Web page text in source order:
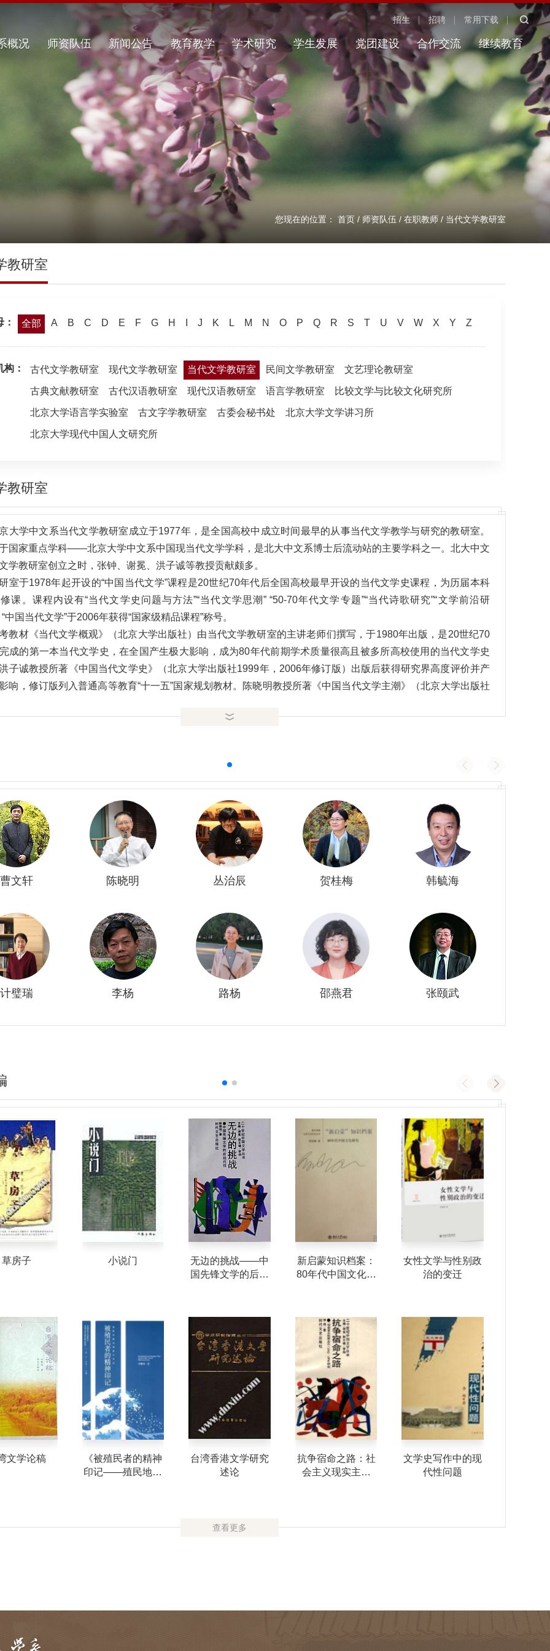
招生 招聘 常用下载
概况 师资队伍 新闻公告 教育教学 学术研究 学生发展 党团建设 合作交流 继续教育
您现在的位置： 首页 / 师资队伍 / 在职教师 / 当代文学教研室
教研室
全部 A B C D E F G H J K L M N O P Q R S T U V W X Y Z
构： 古代文学教研室 现代文学教研室 当代文学教研室 民间文学教研室 文艺理论教研室
古典文献教研室 古代汉语教研室 现代汉语教研室 语言学教研室 比较文学与比较文化研究所
北京大学语言学实验室 古文字学教研室 古委会秘书处 北京大学文学讲习所
北京大学现代中国人文研究所
教研室
大学中文系当代文学教研室成立于1977年，是全国高校中成立时间最早的从事当代文学教学与研究的教研室。
国家重点学科——北京大学中文系中国现当代文学学科，是北大中文系博士后流动站的主要学科之一。北大中文
学教研室创立之时，张钟、谢冕、洪子诚等教授贡献颇多。
室于1978年起开设的“中国当代文学”课程是20世纪70年代后全国高校最早开设的当代文学史课程，为历届本科
课。课程内设有“当代文学史问题与方法”“当代文学思潮” “50-70年代文学专题”“当代诗歌研究”“文学前沿研
“中国当代文学”于2006年获得“国家级精品课程”称号。
教材《当代文学概观》（北京大学出版社）由当代文学教研室的主讲老师们撰写，于1980年出版，是20世纪70
成的第一本当代文学史，在全国产生极大影响，成为80年代前期学术质量很高且被多所高校使用的当代文学史
子诚教授所著《中国当代文学史》（北京大学出版社1999年，2006年修订版）出版后获得研究界高度评价并产
响，修订版列入普通高等教育“十一五”国家规划教材。陈晓明教授所著《中国当代文学主潮》（北京大学出版社
文学是一个特殊的学科，它必须面对当下思潮、当下文学创作；介入精神应是它的基本精神，动态研究是它不可
曹文轩 陈晓明 丛治辰 贺桂梅 韩毓海
计璧瑞 李杨 路杨 邵燕君 张颐武
草房子 小说门
无边的挑战——中
国先锋文学的后现
新启蒙知识档案：
80年代中国文化研
女性文学与性别政
治的变迁
文学论稿
《被殖民者的精神
印记——殖民地台
台湾香港文学研究
述论
抗争宿命之路：社
会主义现实主义
文学史写作中的现
代性问题
查看更多